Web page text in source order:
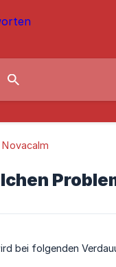
Novacalm
bei folgenden